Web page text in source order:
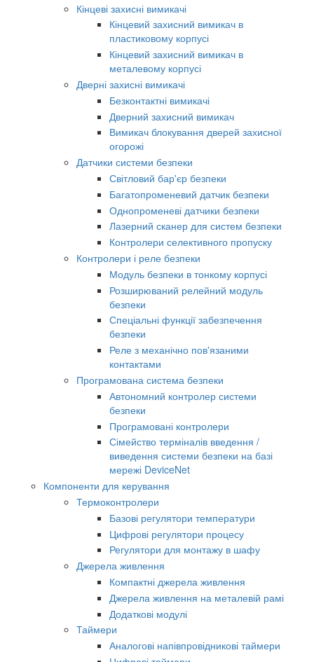
Кінцеві захисні вимикачі
Кінцевий захисний вимикач в
пластиковому корпусі
Кінцевий захисний вимикач в
металевому корпусі
Дверні захисні вимикачі
Безконтактні вимикачі
Дверний захисний вимикач
Вимикач блокування дверей захисної
огорожі
Датчики системи безпеки
Світловий бар'єр безпеки
Багатопроменевий датчик безпеки
Однопроменеві датчики безпеки
Лазерний сканер для систем безпеки
Контролери селективного пропуску
Контролери і реле безпеки
Модуль безпеки в тонкому корпусі
Розширюваний релейний модуль
безпеки
Спеціальні функції забезпечення
безпеки
Реле з механічно пов'язаними
контактами
Програмована система безпеки
Автономний контролер системи
безпеки
Програмовані контролери
Сімейство терміналів введення /
виведення системи безпеки на базі
мережі DeviceNet
Компоненти для керування
Термоконтролери
Базові регулятори температури
Цифрові регулятори процесу
Регулятори для монтажу в шафу
Джерела живлення
Компактні джерела живлення
Джерела живлення на металевій рамі
Додаткові модулі
Таймери
Аналогові напівпровідникові таймери